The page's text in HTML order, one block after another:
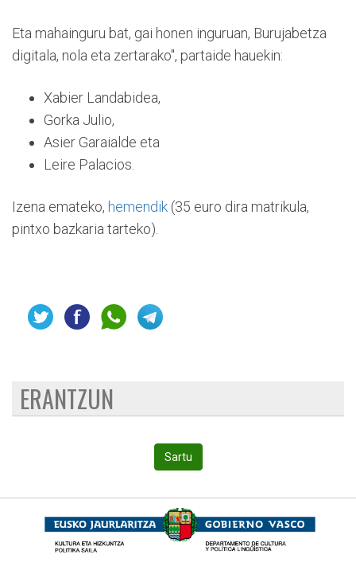
Eta mahainguru bat, gai honen inguruan, Burujabetza
digitala, nola eta zertarako", partaide hauekin:
Xabier Landabidea,
Gorka Julio,
Asier Garaialde eta
Leire Palacios.
Izena emateko, hemendik (35 euro dira matrikula,
pintxo bazkaria tarteko).
ERANTZUN
Sartu